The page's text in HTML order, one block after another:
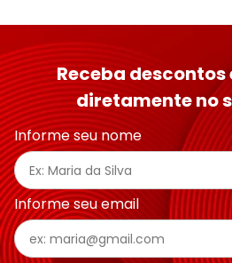
Receba descontos
diretamente no
Informe seu nome
Informe seu email